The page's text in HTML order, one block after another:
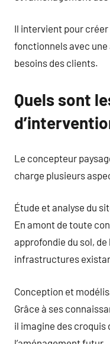
Il intervient pour
fonctionnels avec
besoins des clients.
Quels sont
Le concepteur
charge plusieurs
Étude et analyse du
En amont de toute
approfondie du sol,
infrastructures
Conception et
Grâce à ses
il imagine des